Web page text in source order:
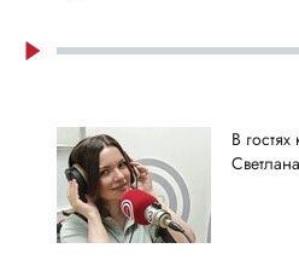
В